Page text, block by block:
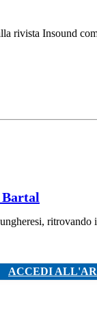
rivista Insound
Bartal
ACCEDI